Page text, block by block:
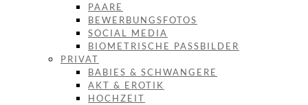
PAARE
BEWERBUNGSFOTOS
SOCIAL MEDIA
BIOMETRISCHE PASSBILDER
PRIVAT
BABIES & SCHWANGERE
AKT & EROTIK
HOCHZEIT